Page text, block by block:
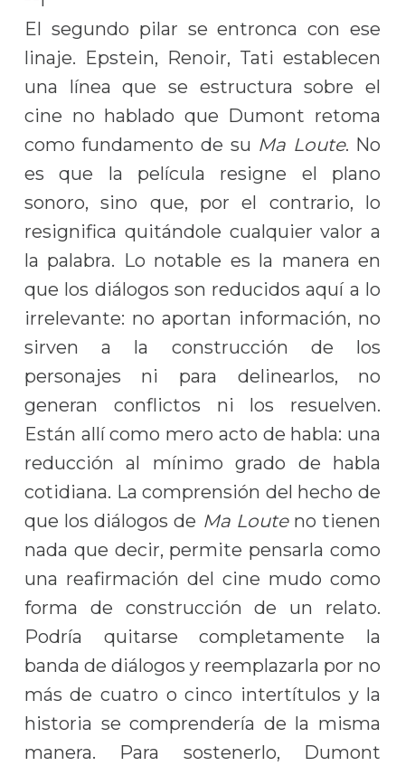
El segundo pilar se entronca con ese
linaje. Epstein, Renoir, Tati establecen
una línea que se estructura sobre el
cine no hablado que Dumont retoma
como fundamento de su Ma Loute. No
es que la película resigne el plano
sonoro, sino que, por el contrario, lo
resignifica quitándole cualquier valor a
la palabra. Lo notable es la manera en
que los diálogos son reducidos aquí a lo
irrelevante: no aportan información, no
sirven a la construcción de los
personajes ni para delinearlos, no
generan conflictos ni los resuelven.
Están allí como mero acto de habla: una
reducción al mínimo grado de habla
cotidiana. La comprensión del hecho de
que los diálogos de Ma Louteno tienen
nada que decir, permite pensarla como
una reafirmación del cine mudo como
forma de construcción de un relato.
Podría quitarse completamente la
banda de diálogos y reemplazarla por no
más de cuatro o cinco intertítulos y la
historia se comprendería de la misma
manera. Para sostenerlo, Dumont